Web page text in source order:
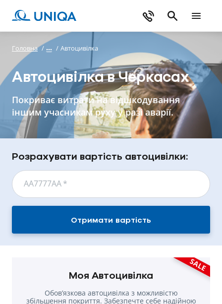
Головна / / Автоцивілка
Автоцивілка в Черкасах
Покриває витрати на відшкодування
іншим учасникам руху у разі аварії.
Розрахувати вартість автоцивілки:
АА7777АА*
Отримати вартість
SALE
Моя Автоцивілка
Обовʼязкова автоцивілка з можливістю
збільшення покриття. Забезпечте себе надійною